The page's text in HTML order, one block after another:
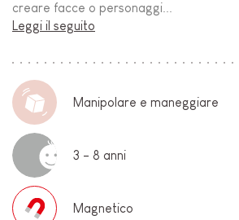
creare facce o personaggi...
Leggi il seguito
Manipolare e maneggiare
3 - 8 anni
Magnetico